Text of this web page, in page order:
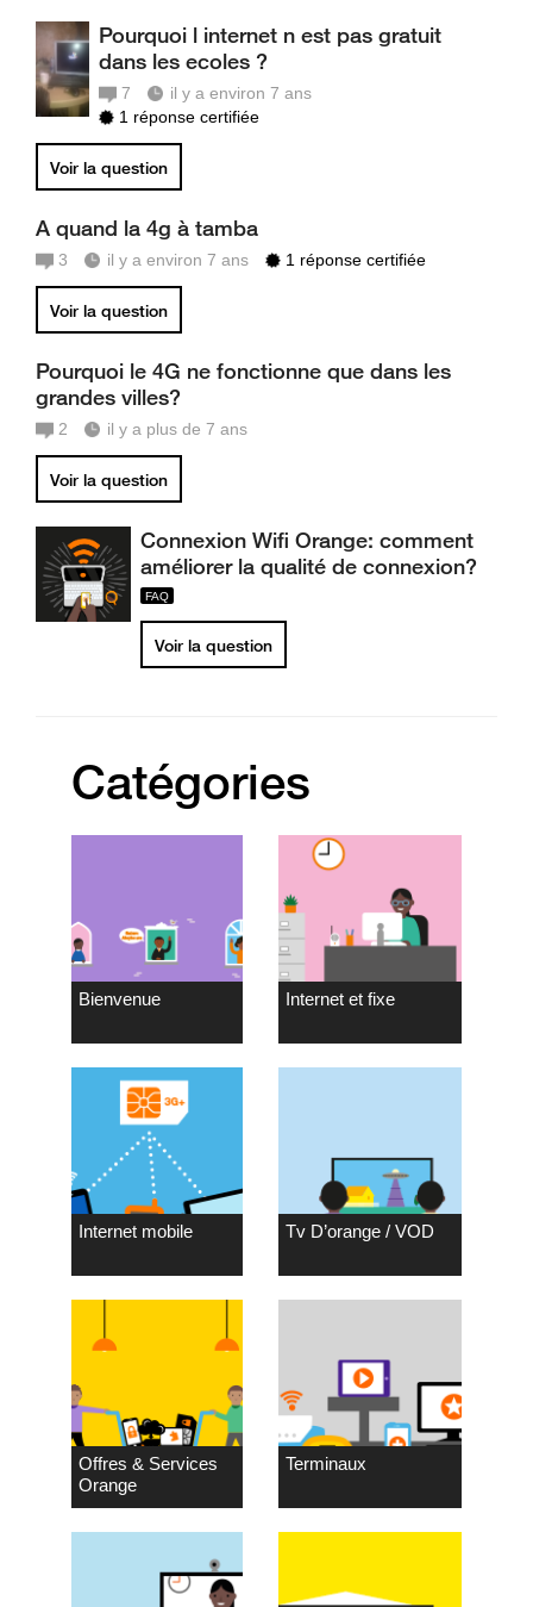
Pourquoi l internet n est pas gratuit
dans les ecoles ?
7
il y a environ 7 ans
1 réponse certifiée
Voir la question
A quand la 4g à tamba
3 il y a environ 7 ans 1 réponse certifiée
Voir la question
Pourquoi le 4G ne fonctionne que dans les
grandes villes?
2 il y a plus de 7 ans
Voir la question
Connexion Wifi Orange: comment
améliorer la qualité de connexion?
Voir la question
Catégories
Bienvenue Internet et fixe
Internet mobile Tv D’orange / VOD
Offres & Services
Orange
Terminaux